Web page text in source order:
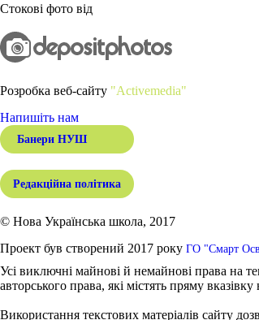
Стокові фото від
Розробка веб-сайту "Activemedia"
Напишіть нам
Банери НУШ
Редакційна політика
© Нова Українська школа, 2017
Проект був створений 2017 року ГО "Смарт
Усі виключні майнові й немайнові права на
авторського права, які містять пряму
Використання текстових матеріалів сайту